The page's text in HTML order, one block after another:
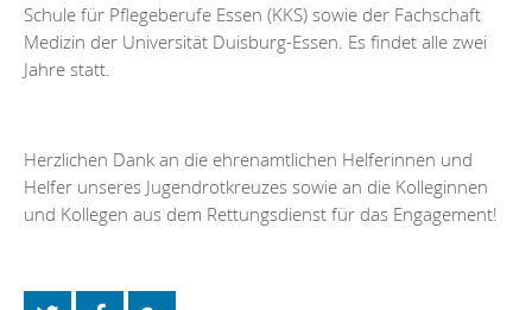
Schule für Pflegeberufe Essen (KKS) sowie der Fachschaft
Medizin der Universität Duisburg-Essen. Es findet alle zwei
Jahre statt.
Herzlichen Dank an die ehrenamtlichen Helferinnen und
Helfer unseres Jugendrotkreuzes sowie an die Kolleginnen
und Kollegen aus dem Rettungsdienst für das Engagement!